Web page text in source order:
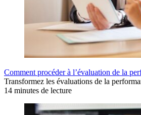
Comment procéder à l’évaluation de la
Transformez les évaluations de la
14 minutes de lecture